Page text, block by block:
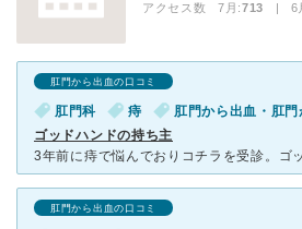
アクセス数 7月:713 | 6
肛門から出血の口コミ
肛門科 痔 肛門から出血・肛門
ゴッドハンドの持ち主
肛門から出血の口コミ